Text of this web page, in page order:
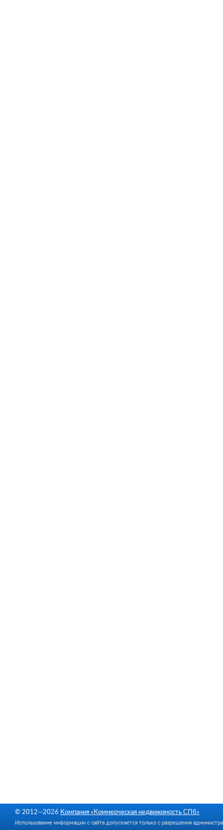
© 2012—2026 Компания «Коммерческая недвижимость СПб»
Использование информации с сайта допускается только с разрешения